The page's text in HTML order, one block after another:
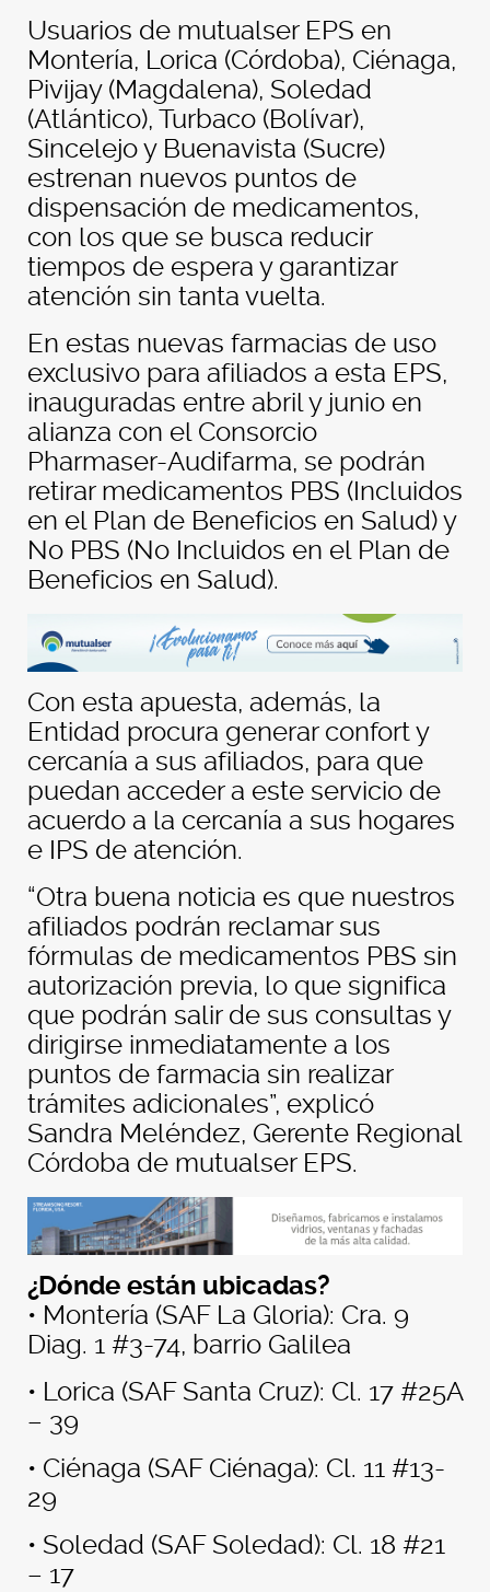
Usuarios de mutualser EPS en
Montería, Lorica (Córdoba), Ciénaga,
Pivijay (Magdalena), Soledad
(Atlántico), Turbaco (Bolívar),
Sincelejo y Buenavista (Sucre)
estrenan nuevos puntos de
dispensación de medicamentos,
con los que se busca reducir
tiempos de espera y garantizar
atención sin tanta vuelta.
En estas nuevas farmacias de uso
exclusivo para afiliados a esta EPS,
inauguradas entre abril y junio en
alianza con el Consorcio
Pharmaser-Audifarma, se podrán
retirar medicamentos PBS (Incluidos
en el Plan de Beneficios en Salud) y
No PBS (No Incluidos en el Plan de
Beneficios en Salud).
Con esta apuesta, además, la
Entidad procura generar confort y
cercanía a sus afiliados, para que
puedan acceder a este servicio de
acuerdo a la cercanía a sus hogares
e IPS de atención.
“Otra buena noticia es que nuestros
afiliados podrán reclamar sus
fórmulas de medicamentos PBS sin
autorización previa, lo que significa
que podrán salir de sus consultas y
dirigirse inmediatamente a los
puntos de farmacia sin realizar
trámites adicionales”, explicó
Sandra Meléndez, Gerente Regional
Córdoba de mutualser EPS.
¿Dónde están ubicadas?
• Montería (SAF La Gloria): Cra. 9
Diag. 1 #3-74, barrio Galilea
• Lorica (SAF Santa Cruz): Cl. 17 #25A
– 39
• Ciénaga (SAF Ciénaga): Cl. 11 #13-
29
• Soledad (SAF Soledad): Cl. 18 #21
– 17